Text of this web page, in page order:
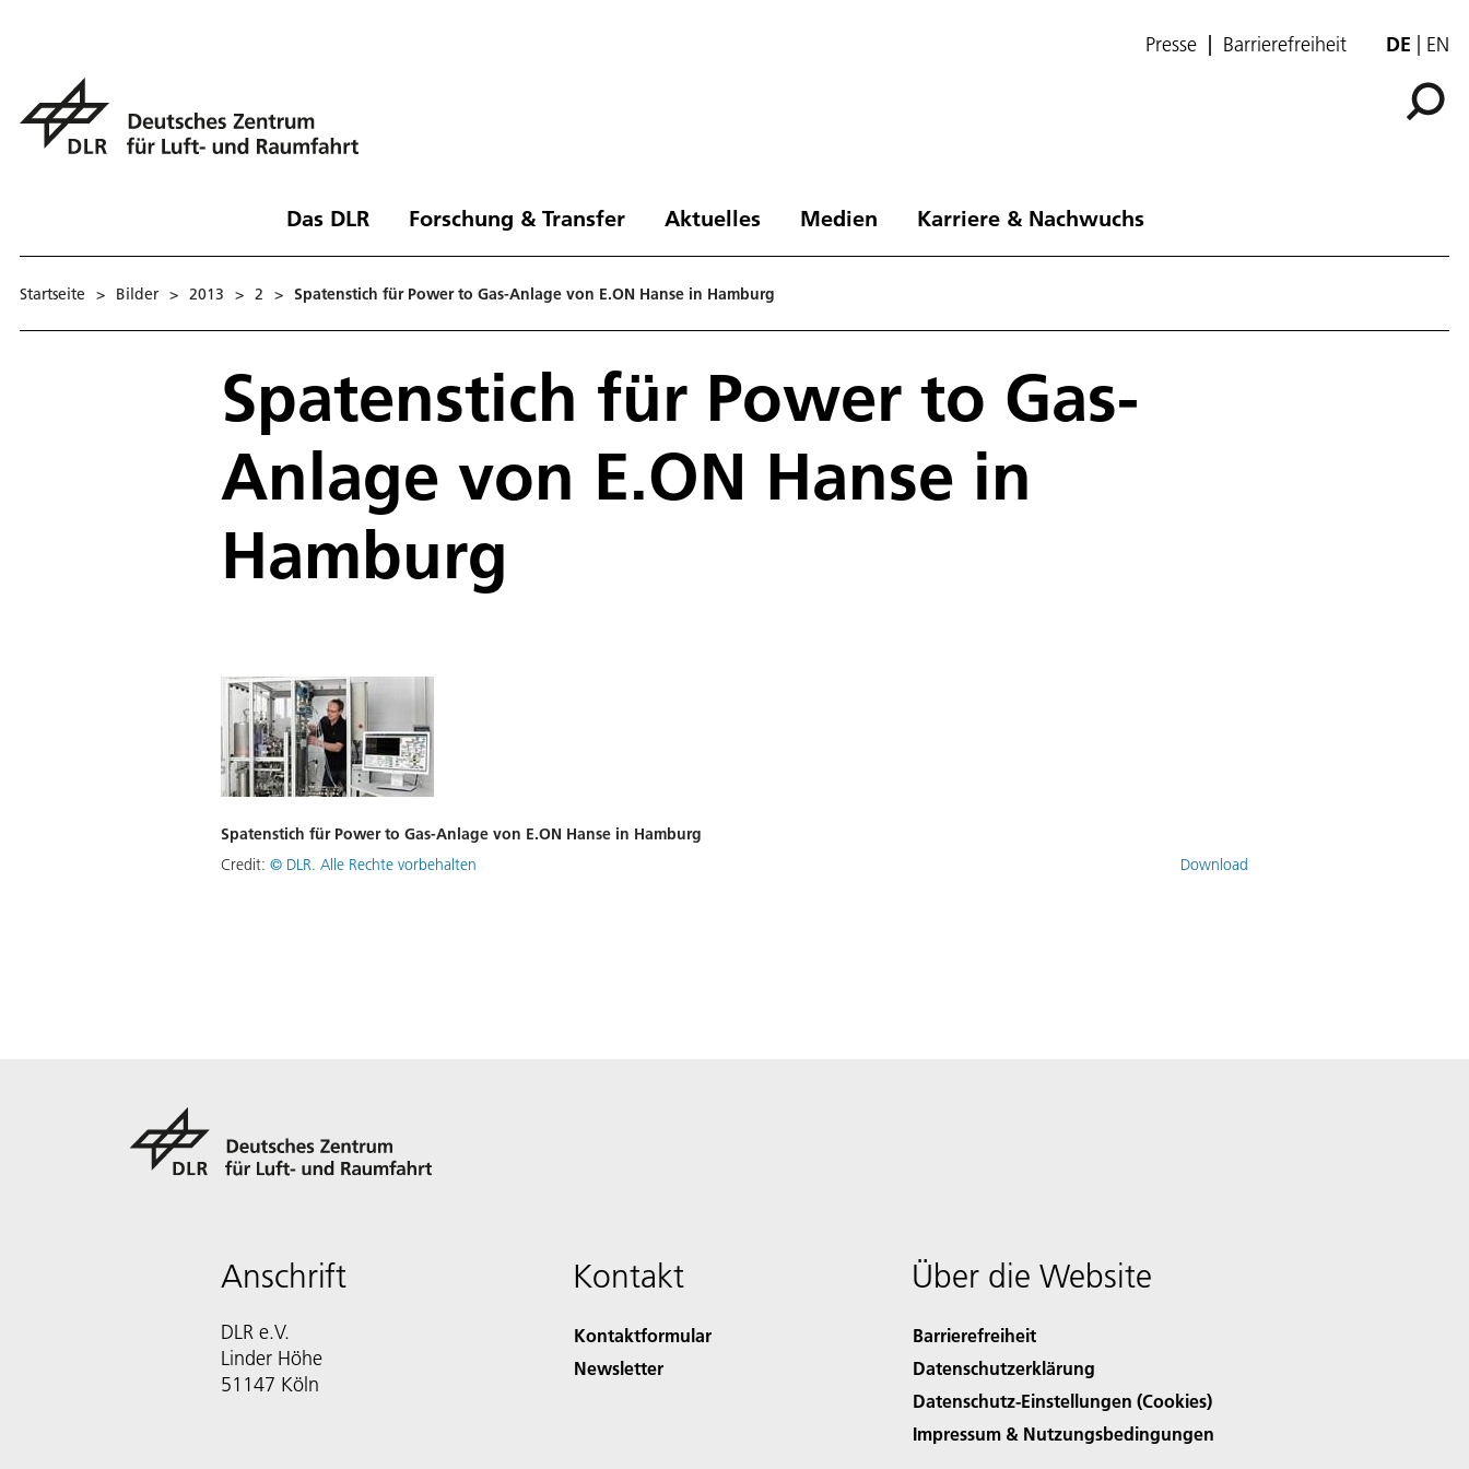
Presse Barrierefreiheit DE EN
Das DLR Forschung & Transfer Aktuelles Medien Karriere & Nachwuchs
Startseite > Bilder > 2013 > 2 > Spatenstich für Power to Gas-Anlage von E.ON Hanse in Hamburg
Spatenstich für Power to Gas-
Anlage von E.ON Hanse in
Hamburg
Spatenstich für Power to Gas-Anlage von E.ON Hanse in Hamburg
Credit: © DLR. Alle Rechte vorbehalten Download
Anschrift
DLR e.V.
Linder Höhe
51147 Köln
Kontakt
Kontaktformular
Newsletter
Über die Website
Barrierefreiheit
Datenschutzerklärung
Datenschutz-Einstellungen (Cookies)
Impressum & Nutzungsbedingungen